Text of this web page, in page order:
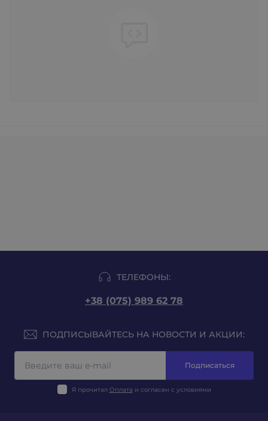
ТЕЛЕФОНЫ:
+38 (075) 989 62 78
ПОДПИСЫВАЙТЕСЬ НА НОВОСТИ И АКЦИИ:
Подписаться
Я прочитал Оплата и согласен с условиями